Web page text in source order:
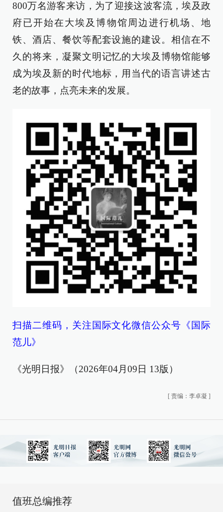
800万名游客来访，为了迎接这波客流，埃及政
府已开始在大埃及博物馆周边进行机场、地
铁、酒店、餐饮等配套设施的建设。相信在不
久的将来，凝聚文明记忆的大埃及博物馆能够
成为埃及新的时代地标，用当代的语言讲述古
老的故事，点亮未来的发展。
扫描二维码，关注国际文化微信公众号《国际
范儿》
《光明日报》（2026年04月09日 13版）
[ 责编：李卓凝 ]
值班总编推荐